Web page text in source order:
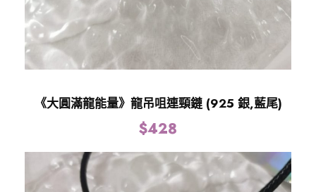
《大圓滿龍能量》龍吊咀連頸鏈 (925 銀,藍尾)
$428